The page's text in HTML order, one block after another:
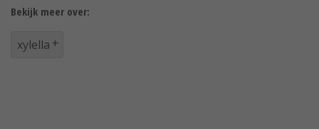
Bekijk meer over:
xylella